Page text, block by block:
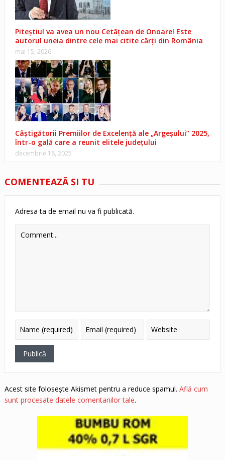
Piteștiul va avea un nou Cetățean de Onoare! Este
autorul uneia dintre cele mai citite cărți din România
mai 15, 2026
Câștigătorii Premiilor de Excelență ale „Argeșului” 2025,
într-o gală care a reunit elitele județului
decembrie 18, 2025
COMENTEAZĂ ŞI TU
Adresa ta de email nu va fi publicată.
Acest site folosește Akismet pentru a reduce spamul. Află cum
sunt procesate datele comentariilor tale.